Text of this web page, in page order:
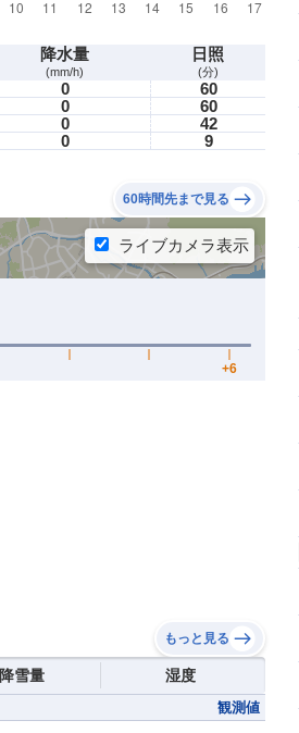
降水量
(mm/h)
日照
(分)
0
60
0
60
0
42
0 9
60時間先まで見る
もっと見る
降雪量 湿度
観測値